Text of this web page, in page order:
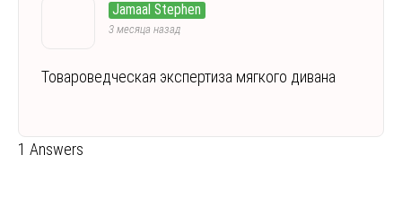
Jamaal Stephen
3 месяца назад
Товароведческая экспертиза мягкого дивана
1 Answers